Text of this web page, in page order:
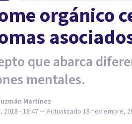
orgánico
que abarca
mentales.
Martínez
2018 - 18:47— Actualizado 18 noviembre,